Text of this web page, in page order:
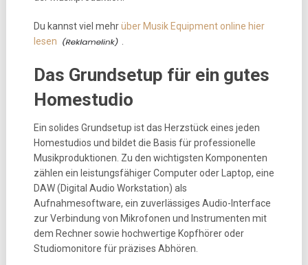
Du kannst viel mehrüber Musik Equipment online hier
lesen
Das Grundsetup für ein gutes
Homestudio
Ein solides Grundsetup ist das Herzstück eines jeden
Homestudios und bildet die Basis für professionelle
Musikproduktionen. Zu den wichtigsten Komponenten
zählen ein leistungsfähiger Computer oder Laptop, eine
DAW (Digital Audio Workstation) als
Aufnahmesoftware, ein zuverlässiges Audio-Interface
zur Verbindung von Mikrofonen und Instrumenten mit
dem Rechner sowie hochwertige Kopfhörer oder
Studiomonitore für präzises Abhören.